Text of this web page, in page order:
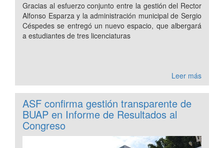
Gracias al esfuerzo conjunto entre la gestión del Rector
Alfonso Esparza y la administración municipal de Sergio
Céspedes se entregó un nuevo espacio, que albergará
a estudiantes de tres licenciaturas
Leer más
ASF confirma gestión transparente de
BUAP en Informe de Resultados al
Congreso